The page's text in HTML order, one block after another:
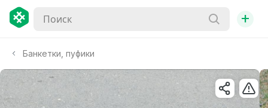
+
Банкетки, пуфики